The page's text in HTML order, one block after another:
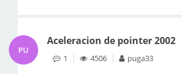
PU
Aceleracion de pointer 2002
1 4506 puga33